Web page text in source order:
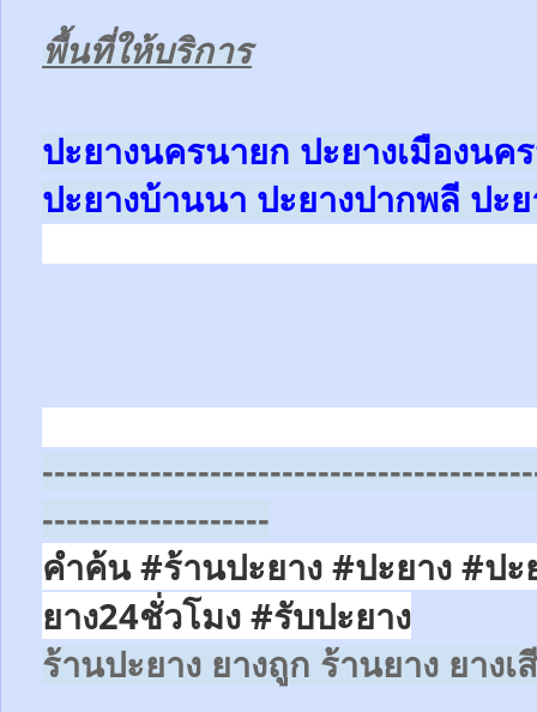
พื้นที่ให้บริการ
ปะยางนครนายก ปะยางเมืองนค
ปะยางบ้านนา ปะยางปากพลี ปะ
-------------------
คำค้น #ร้านปะยาง #ปะยาง #ป
ยาง24ชั่วโมง #รับปะยาง
ร้านปะยาง ยางถูก ร้านยาง ยางเ